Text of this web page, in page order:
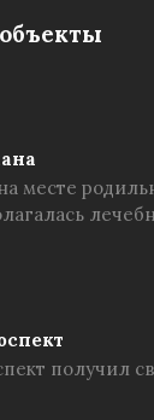
месте
получил